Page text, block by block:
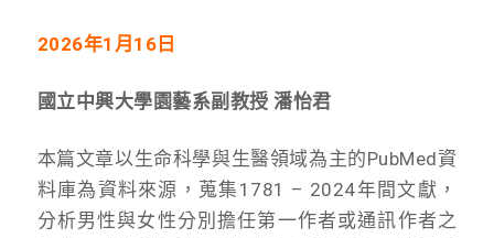
2026年1月16日
國立中興大學園藝系副教授 潘怡君
本篇文章以生命科學與生醫領域為主的PubMed資
料庫為資料來源，蒐集1781 – 2024年間文獻，
分析男性與女性分別擔任第一作者或通訊作者之